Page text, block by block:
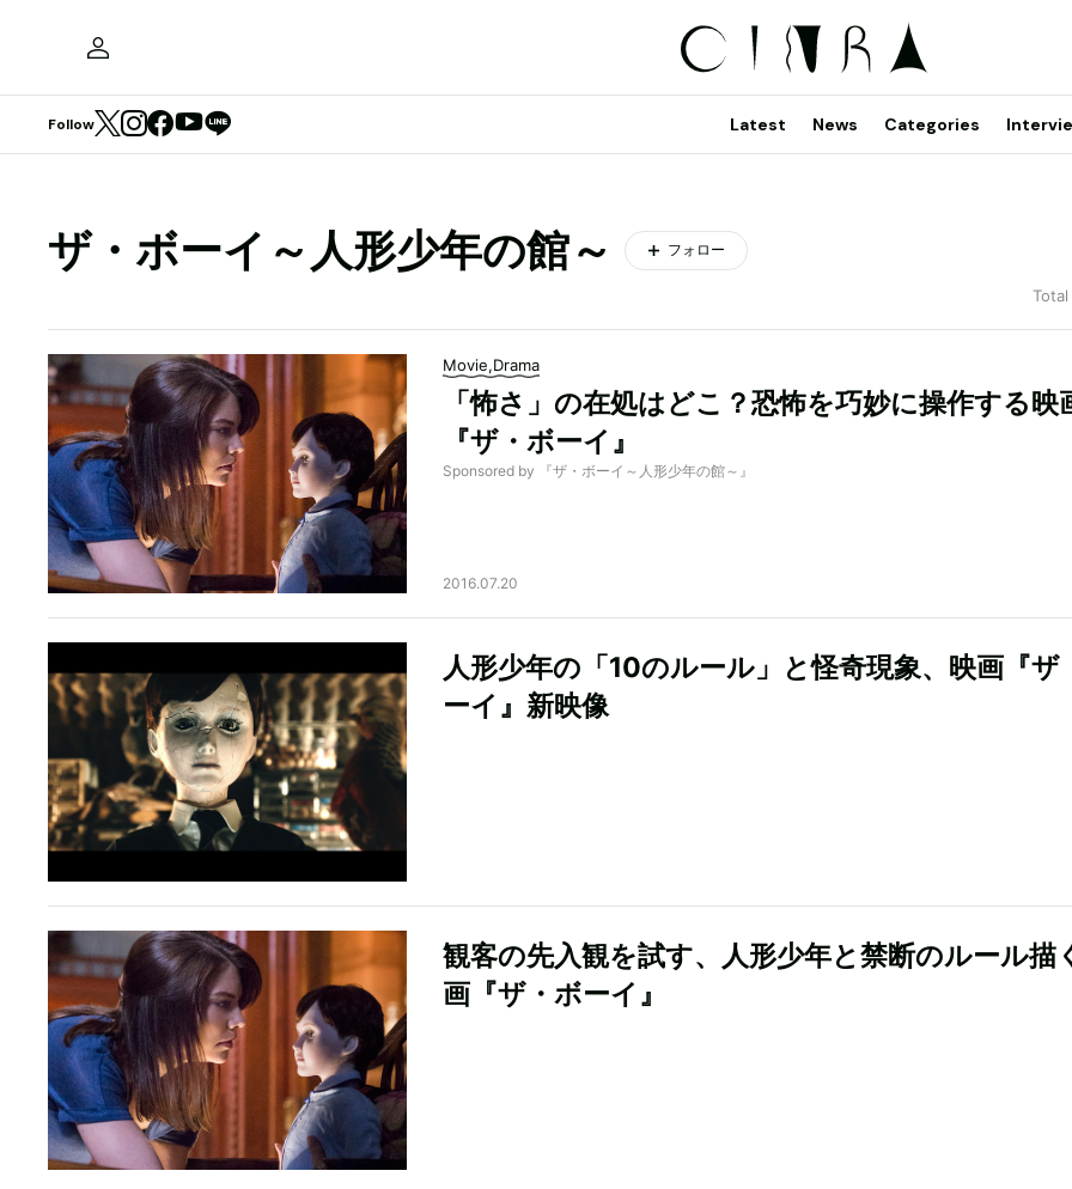
Follow Latest News Categories
ザ・ボーイ～人形少年の館～ フォロー
Movie,Drama
「怖さ」の在処はどこ？恐怖を巧妙に操作する映
『ザ・ボーイ』
Sponsored by 『ザ・ボーイ～人形少年の館～』
2016.07.20
人形少年の「10のルール」と怪奇現象、映画『ザ
ーイ』新映像
観客の先入観を試す、人形少年と禁断のルール描
画『ザ・ボーイ』